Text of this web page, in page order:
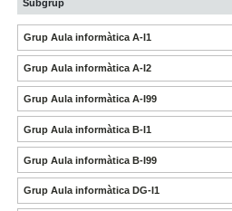
Subgrup
Grup Aula informàtica A-I1
Grup Aula informàtica A-I2
Grup Aula informàtica A-I99
Grup Aula informàtica B-I1
Grup Aula informàtica B-I99
Grup Aula informàtica DG-I1